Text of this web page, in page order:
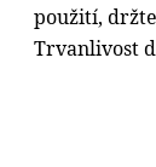
použití,
Trvanlivost